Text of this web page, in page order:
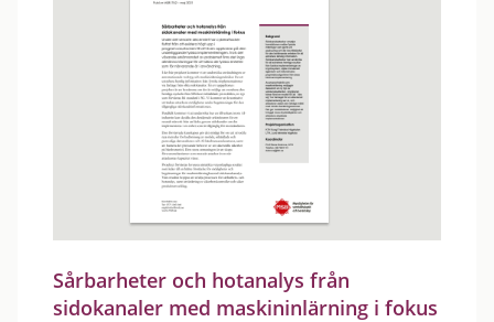
Sårbarheter och hotanalys från
sidokanaler med maskininlärning i fokus